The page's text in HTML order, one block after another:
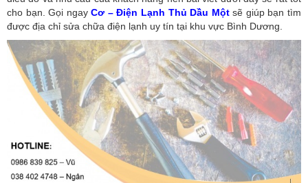
cho bạn. Gọi ngayCơ – Điện Lạnh Thủ Dầu Một sẽ giúp bạn tìm
được địa chỉ sửa chữa điện lạnh uy tín tại khu vực Bình Dương.